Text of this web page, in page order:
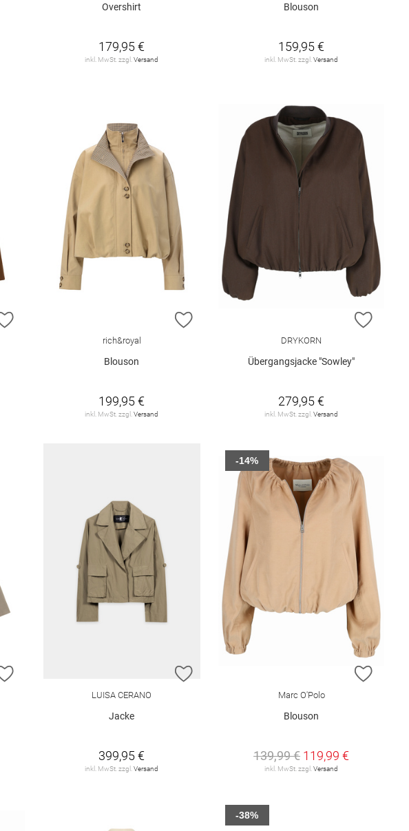
Overshirt
179,95 €
inkl. MwSt. zzgl.Versand
Blouson
159,95 €
inkl. MwSt. zzgl.Versand
ZUR WUNSCHLISTE HINZUFÜGEN
rich&royal
Blouson
199,95 €
inkl. MwSt. zzgl.Versand
ZUR
DRYKORN
Übergangsjacke "Sowley"
279,95 €
inkl. MwSt. zzgl.Versand
ZUR WUNSCHLISTE HINZUFÜGEN
LUISA CERANO
Jacke
399,95 €
inkl. MwSt. zzgl.Versand
ZUR
Marc O'Polo
Blouson
139,99 € 119,99 €
inkl. MwSt. zzgl.Versand
-14%
-38%